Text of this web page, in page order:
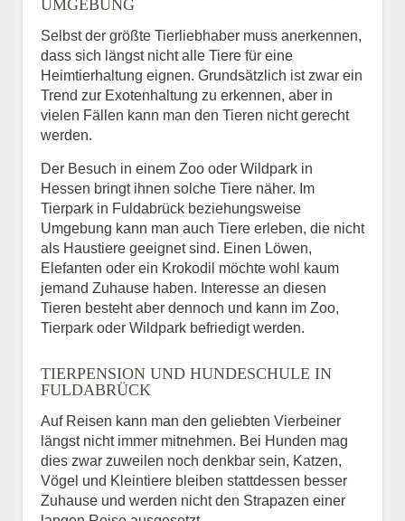
UMGEBUNG
Selbst der größte Tierliebhaber muss anerkennen,
dass sich längst nicht alle Tiere für eine
Heimtierhaltung eignen. Grundsätzlich ist zwar ein
Trend zur Exotenhaltung zu erkennen, aber in
vielen Fällen kann man den Tieren nicht gerecht
werden.
Der Besuch in einem Zoo oder Wildpark in
Hessen bringt ihnen solche Tiere näher. Im
Tierpark in Fuldabrück beziehungsweise
Umgebung kann man auch Tiere erleben, die nicht
als Haustiere geeignet sind. Einen Löwen,
Elefanten oder ein Krokodil möchte wohl kaum
jemand Zuhause haben. Interesse an diesen
Tieren besteht aber dennoch und kann im Zoo,
Tierpark oder Wildpark befriedigt werden.
TIERPENSION UND HUNDESCHULE IN
FULDABRÜCK
Auf Reisen kann man den geliebten Vierbeiner
längst nicht immer mitnehmen. Bei Hunden mag
dies zwar zuweilen noch denkbar sein, Katzen,
Vögel und Kleintiere bleiben stattdessen besser
Zuhause und werden nicht den Strapazen einer